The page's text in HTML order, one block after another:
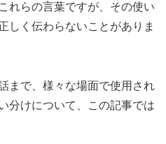
れらの言葉ですが、その使い
しく伝わらないことがありま
まで、様々な場面で使用され
分けについて、この記事では